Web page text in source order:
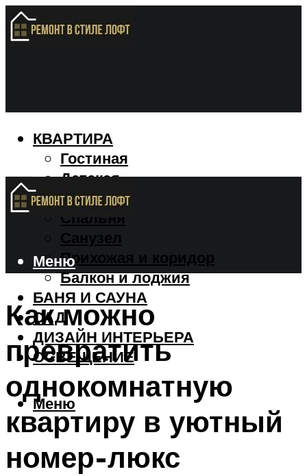
КВАРТИРА
Гостиная
Детская
Кухня
Спальня
Санузел
Прихожая и коридор
Балкон и лоджия
БАНЯ И САУНА
САД
ДИЗАЙН ИНТЕРЬЕРА
ОСВЕЩЕНИЕ
Меню
Меню
Как можно
превратить
однокомнатную
квартиру в уютный
номер-люкс